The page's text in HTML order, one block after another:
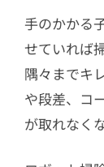
手のかかる
せていれば
隅々までキ
や段差、コ
が取れなく